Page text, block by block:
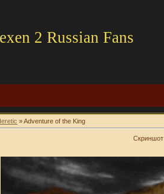
2 Russian Fans
» Adventure of the King
Скриншот